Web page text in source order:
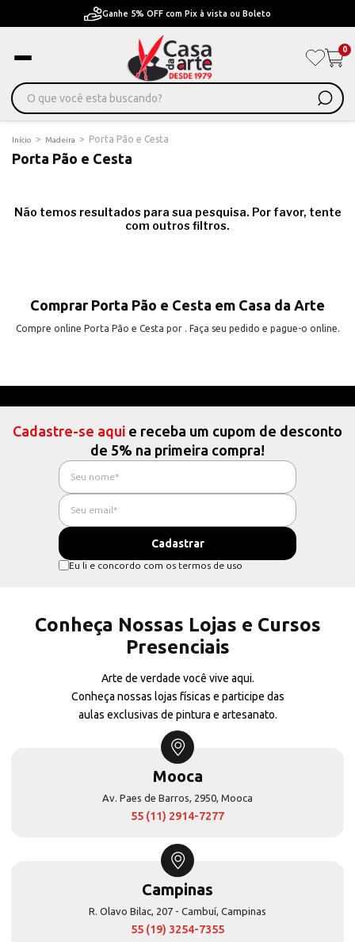
Ganhe 5% OFF com Pix à vista ou Boleto
0
Início > Madeira > Porta Pão e Cesta
Porta Pão e Cesta
Não temos resultados para sua pesquisa. Por favor, tente
com outros filtros.
Comprar Porta Pão e Cesta em Casa da Arte
Compre online Porta Pão e Cesta por . Faça seu pedido e pague-o online.
Cadastre-se aqui e receba um cupom de desconto
de 5% na primeira compra!
Eu li e concordo com os termos de uso
Conheça Nossas Lojas e Cursos
Presenciais
Arte de verdade você vive aqui.
Conheça nossas lojas físicas e participe das
aulas exclusivas de pintura e artesanato.
Mooca
Av. Paes de Barros, 2950, Mooca
55 (11) 2914-7277
Campinas
R. Olavo Bilac, 207 - Cambuí, Campinas
55 (19) 3254-7355